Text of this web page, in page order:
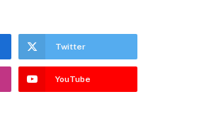
Twitter
YouTube